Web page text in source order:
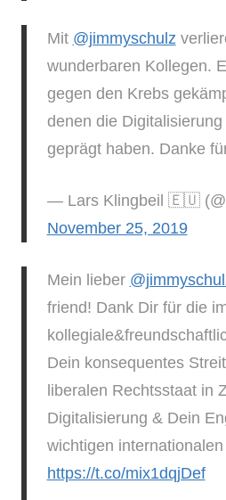
Mit @jimmyschulz
wunderbaren Kollegen.
gegen den Krebs
denen die
geprägt haben. Danke
— Lars Klingbeil 🇪🇺
November 25, 2019
Mein lieber
friend! Dank Dir für die
Dein konsequentes
liberalen Rechtsstaat in
Digitalisierung & Dein
wichtigen
https://t.co/mix1dqjDef